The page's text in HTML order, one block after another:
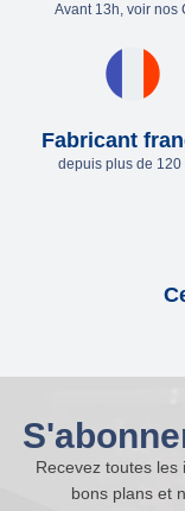
Avant 13h, voir nos
Fabricant
depuis plus de 120
Recevez toutes les
bons plans et